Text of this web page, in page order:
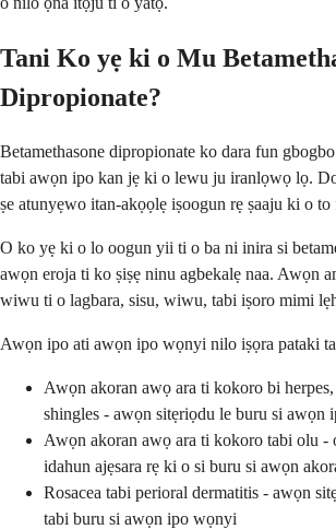
Tani Ko yẹ ki o Mu
Dipropionate?
Betamethasone dipropionate ko dara fun
tabi awọn ipo kan jẹ ki o lewu ju iranlọwọ lọ.
ṣe atunyẹwo itan-akọọlẹ iṣoogun rẹ ṣaaju ki o to
O ko yẹ ki o lo oogun yii ti o ba ni inira si
awọn eroja ti ko ṣiṣẹ ninu agbekalẹ naa. Awọn
wiwu ti o lagbara, sisu, wiwu, tabi iṣoro mimi
Awọn ipo ati awọn ipo wọnyi nilo iṣọra pataki
Awọn akoran awọ ara ti kokoro bi
shingles - awọn sitẹriọdu le buru si awọn
Awọn akoran awọ ara ti kokoro tabi olu -
idahun ajẹsara rẹ ki o si buru si awọn
Rosacea tabi perioral dermatitis - awọn
tabi buru si awọn ipo wọnyi